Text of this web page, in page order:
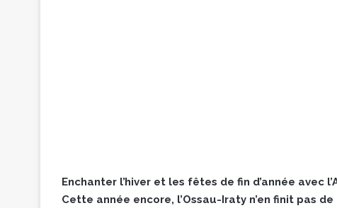
Enchanter l’hiver et les fêtes de fin d’année avec
Cette année encore, l’Ossau-Iraty n’en finit pas